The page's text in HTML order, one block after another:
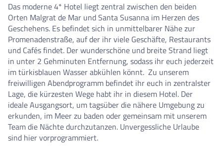
Das moderne 4* Hotel liegt zentral zwischen den beiden
Orten Malgrat de Mar und Santa Susanna im Herzen des
Geschehens. Es befindet sich in unmittelbarer Nähe zur
Promenadenstraße, auf der ihr viele Geschäfte, Restaurants
und Cafés findet. Der wunderschöne und breite Strand liegt
in unter 2 Gehminuten Entfernung, sodass ihr euch jederzeit
im türkisblauen Wasser abkühlen könnt. Zu unserem
freiwilligen Abendprogramm befindet ihr euch in zentralster
Lage, die kürzesten Wege habt ihr in diesem Hotel. Der
ideale Ausgangsort, um tagsüber die nähere Umgebung zu
erkunden, im Meer zu baden oder gemeinsam mit unserem
Team die Nächte durchzutanzen. Unvergessliche Urlaube
sind hier vorprogrammiert.